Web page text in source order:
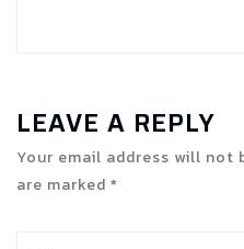
LEAVE A REPLY
Your email address will not
are marked *